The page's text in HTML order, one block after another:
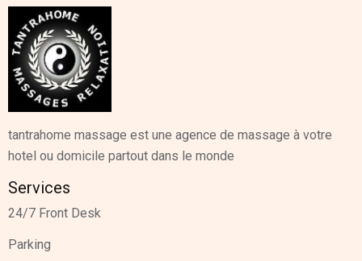
tantrahome massage est une agence de massage à votre
hotel ou domicile partout dans le monde
Services
24/7 Front Desk
Parking